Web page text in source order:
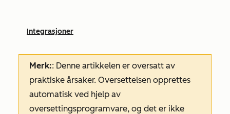
Integrasjoner
Merk:: Denne artikkelen er oversatt av
praktiske årsaker. Oversettelsen opprettes
automatisk ved hjelp av
oversettingsprogramvare, og det er ikke